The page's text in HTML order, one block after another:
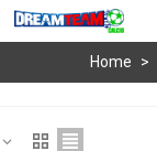
Home >